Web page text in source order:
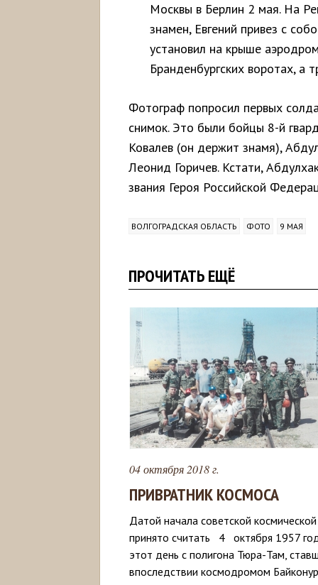
Москвы в Берлин 2 мая. На
знамен, Евгений привез с
установил на крыше
Бранденбургских воротах, а
Фотограф попросил первых
снимок. Это были бойцы 8-й
Ковалев (он держит знамя),
Леонид Горичев. Кстати,
звания Героя Российской
ВОЛГОГРАДСКАЯ ОБЛАСТЬ ФОТО 9 МАЯ
ПРОЧИТАТЬ ЕЩЁ
04 октября 2018 г.
ПРИВРАТНИК КОСМОСА
Датой начала советской
принято считать 4 октября 1957
этот день с полигона Тюра-Там,
впоследствии космодромом